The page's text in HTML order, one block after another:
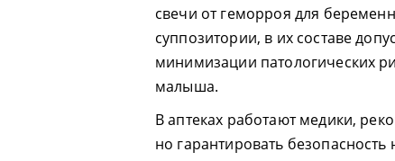
свечи от геморроя для
суппозитории, в их составе
минимизации патологических
малыша.
В аптеках работают медики,
но гарантировать